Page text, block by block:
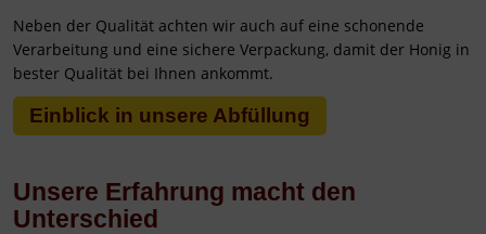
Neben der Qualität achten wir auch auf eine schonende
Verarbeitung und eine sichere Verpackung, damit der Honig in
bester Qualität bei Ihnen ankommt.
Einblick in unsere Abfüllung
Unsere Erfahrung macht den
Unterschied